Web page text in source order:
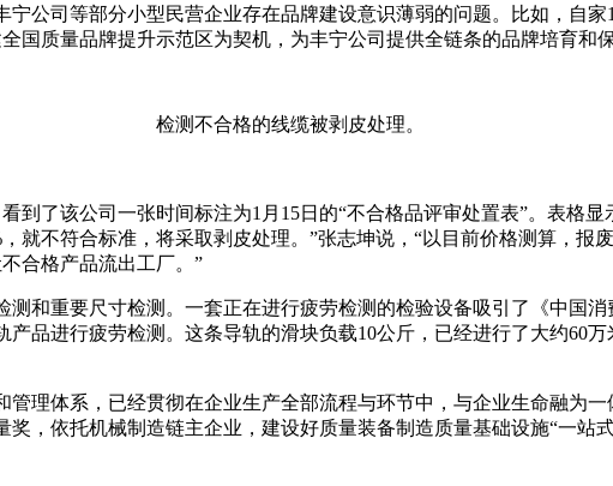
公司等部分小型民营企业存在品牌建设意识薄弱的问题。比如，自
国质量品牌提升示范区为契机，为丰宁公司提供全链条的品牌培育和
检测不合格的线缆被剥皮处理。
到了该公司一张时间标注为1月15日的“不合格品评审处置表”。表格
就不符合标准，将采取剥皮处理。”张志坤说，“以目前价格测算，报
合格产品流出工厂。”
和重要尺寸检测。一套正在进行疲劳检测的检验设备吸引了《中国
品进行疲劳检测。这条导轨的滑块负载10公斤，已经进行了大约60
理体系，已经贯彻在企业生产全部流程与环节中，与企业生命融为
，依托机械制造链主企业，建设好质量装备制造质量基础设施“一站